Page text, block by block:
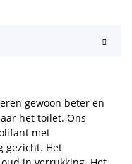
gewoon beter en
het toilet. Ons
met
gezicht. Het